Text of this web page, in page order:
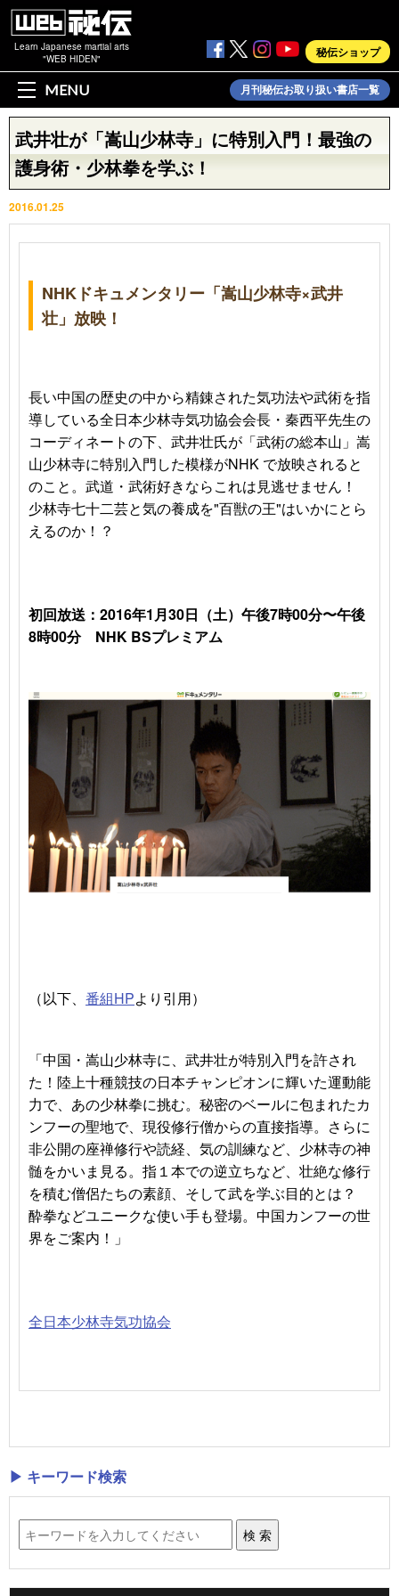
Learn Japanese martial arts
"WEB HIDEN"
秘伝ショップ
MENU 月刊秘伝お取り扱い書店一覧
武井壮が「嵩山少林寺」に特別入門！最強の
護身術・少林拳を学ぶ！
2016.01.25
NHKドキュメンタリー「嵩山少林寺×武井
壮」放映！
長い中国の歴史の中から精錬された気功法や武術を指
導している全日本少林寺気功協会会長・秦西平先生の
コーディネートの下、武井壮氏が 「武術の総本山」嵩
山少林寺に特別入門した模様がNHK で放映されると
のこと。武道・武術好きならこれは見逃せません！
少林寺七十二芸と気の養成を"百獣の王"はいかにとら
えるのか！？
初回放送：2016年1月30日（土）午後7時00分〜午後
8時00分 NHK BSプレミアム
（以下、 番組HPより引用）
「中国・嵩山少林寺に、武井壮が特別入門を許され
た！陸上十種競技の日本チャンピオンに輝いた運動能
力で、あの少林拳に挑む。秘密のベールに包まれたカ
ンフーの聖地で、現役修行僧からの直接指導。さらに
非公開の座禅修行や読経、気の訓練など、少林寺の神
髄をかいま見る。指１本での逆立ちなど、壮絶な修行
を積む僧侶たちの素顔、そして武を学ぶ目的とは？
酔拳などユニークな使い手も登場。中国カンフーの世
界をご案内！」
全日本少林寺気功協会
▶ キーワード検索